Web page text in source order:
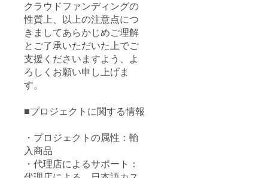
クラウドファンディングの
性質上、以上の注意点につ
きましてあらかじめご理解
とご了承いただいた上でご
支援くださいますよう、よ
ろしくお願い申し上げま
す。
■プロジェクトに関する情報
・プロジェクトの属性：輸
入商品
・代理店によるサポート：